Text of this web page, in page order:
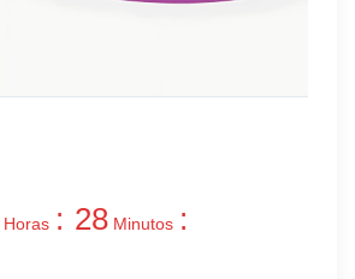
Horas : 28 Minutos :